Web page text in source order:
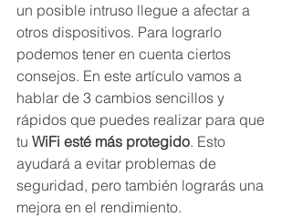
un posible intruso llegue a afectar a
otros dispositivos. Para lograrlo
podemos tener en cuenta ciertos
consejos. En este artículo vamos a
hablar de 3 cambios sencillos y
rápidos que puedes realizar para que
tu WiFi esté más protegido. Esto
ayudará a evitar problemas de
seguridad, pero también lograrás una
mejora en el rendimiento.